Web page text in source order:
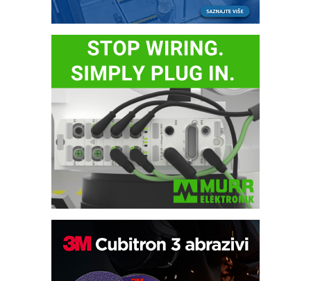
Bezbednost na prvom mestu!
IB BLUMENAUER - više od 40 godina
poverenja u industriji